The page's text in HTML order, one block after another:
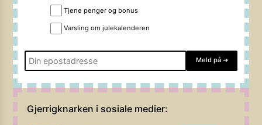
Tjene penger og bonus
Varsling om julekalenderen
Meld på ➔
Gjerrigknarken i sosiale medier: